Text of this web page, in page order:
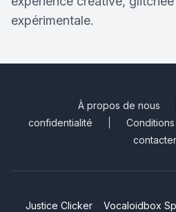
expérimentale.
À propos de nous
confidentialité
contacter
Justice Clicker Vocaloidbox